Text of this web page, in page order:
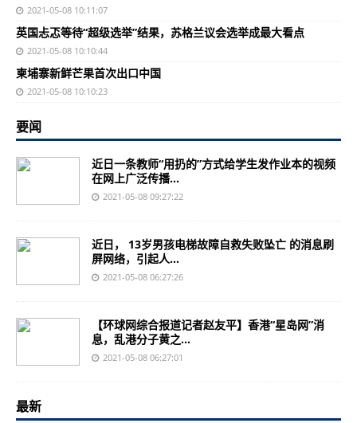
2021-05-08 10:11:07
英国忐忑等待“超级选举”结果，苏格兰议会选举成最大看点
2021-05-08 10:10:44
柬埔寨新鲜芒果首次出口中国
2021-05-08 10:10:23
要闻
近日一条教师“用扔的”方式给学生发作业本的视频
在网上广泛传播...
2021-05-08 09:27:22
近日， 13岁男孩电梯故障自救失败坠亡 的消息刷
屏网络，引起人...
2021-05-08 06:27:26
【环球网综合报道记者赵友平】香港“星岛网”消
息，乱港分子黄之...
2021-05-08 06:27:01
最新